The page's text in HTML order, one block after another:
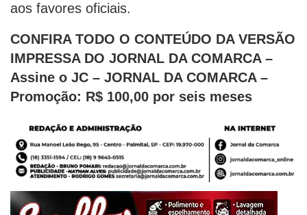
aos favores oficiais.
CONFIRA TODO O CONTEÚDO DA VERSÃO
IMPRESSA DO JORNAL DA COMARCA –
Assine o JC – JORNAL DA COMARCA –
Promoção: R$ 100,00 por seis meses